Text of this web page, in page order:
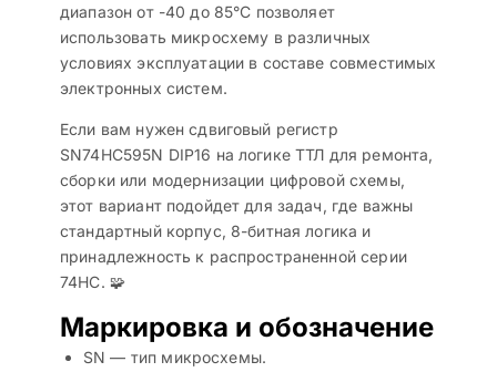
диапазон от -40 до 85°C позволяет
использовать микросхему в различных
условиях эксплуатации в составе совместимых
электронных систем.
Если вам нужен сдвиговый регистр
SN74HC595N DIP16 на логике ТТЛ для ремонта,
сборки или модернизации цифровой схемы,
этот вариант подойдет для задач, где важны
стандартный корпус, 8-битная логика и
принадлежность к распространенной серии
74HC. 🧩
Маркировка и обозначение
SN — тип микросхемы.